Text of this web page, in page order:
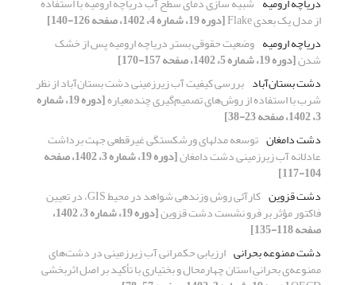
از مدل یک بعدی Flake
[دوره 19، شماره 4، 1402، صفحه 126-140]
دریاچه ارومیه وضعیت حقوقی بستر دریاچه ارومیه پس از خشک
شدن[دوره 19، شماره 5، 1402، صفحه 157-170]
دشت بستان‌آباد بررسی کیفیت آب زیرزمینی دشت بستان‌آباد از نظر
شرب با استفاده از روش‌های تصمیم‌گیری چندمعیاره [دوره 19، شماره
3، 1402، صفحه 23-38]
دشت دامغان توسعه مدلهای ورشکستگی غیرقطعی جهت برداشت
عادلانه آب زیرزمینی دشت دامغان [دوره 19، شماره 3، 1402، صفحه
104-117]
دشت قزوین
کارآئی روش وزن‎دهی شواهد در محیط GIS، در تعیین
فاکتور مؤثر بر فرو نشست دشت قزوین [دوره 19، شماره 3، 1402،
صفحه 118-135]
دشت ممنوعه‌ بحرانی ارزیابی حکمرانی آب زیرزمینی در دشت‌‌های
ممنوعه‌ی بحرانیِ استان چهارمحال و بختیاری با تأکید بر اصل اثربخشی